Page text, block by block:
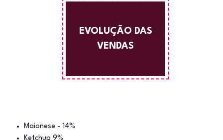
EVOLUÇÃO DAS
VENDAS
Maionese - 14%
Ketchup 9%